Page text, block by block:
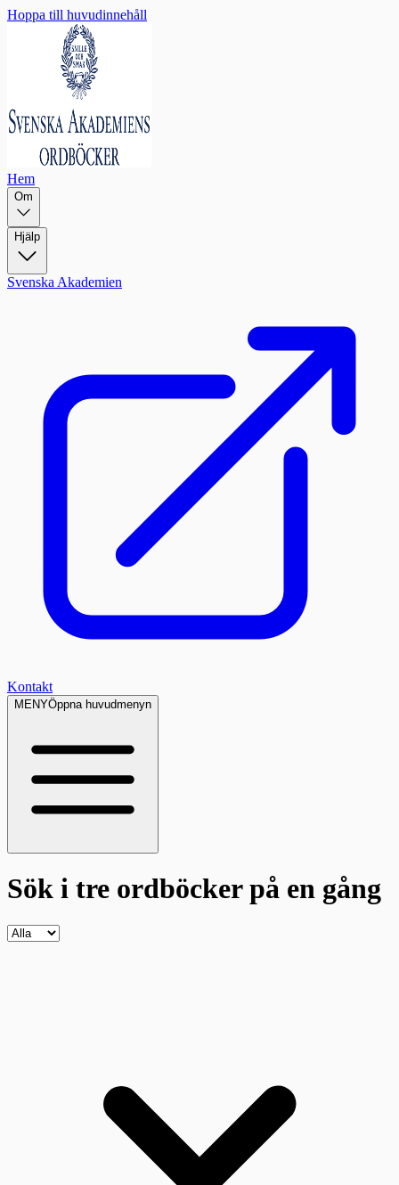
Hoppa till huvudinnehåll
Hem
Om
Hjälp
Svenska Akademien
Kontakt
MENYÖppna huvudmenyn
Sök i tre ordböckerpå en gång